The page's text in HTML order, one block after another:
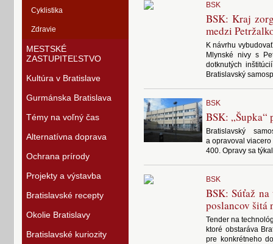
Cyklistika
Zdravie
MESTSKÉ
ZASTUPITEĽSTVO
Kultúra v Bratislave
Gurmánska Bratislava
Témy na voľný čas
Alternatívna doprava
Ochrana prírody
Projekty a výstavba
Bratislavské recepty
Okolie Bratislavy
Bratislavské kuriozity
BSK
BSK: Kraj
medzi
K návrhu
Mlynské nivy s
dotknutých
Bratislavský
BSK
BSK: „Šupka“
Bratislavský
a opravoval
400. Opravy sa
BSK
BSK: Súťaž
poslancov šitá
Tender na
ktoré obstaráva
pre konkrétneho